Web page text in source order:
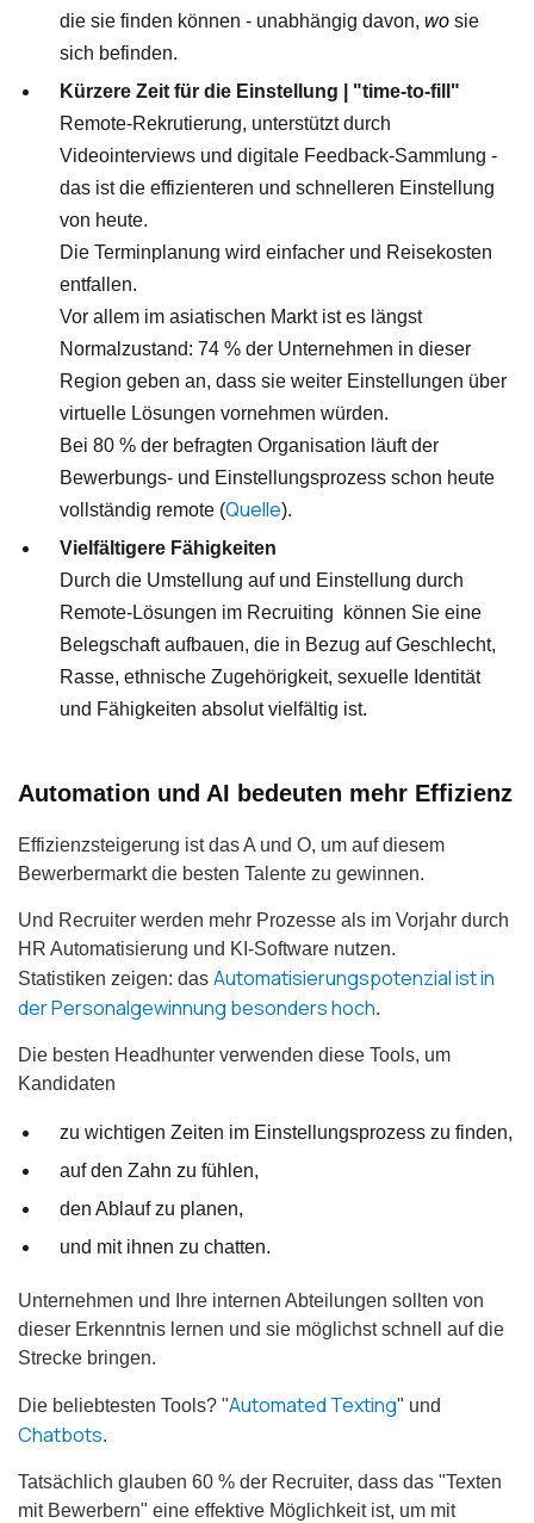
die sie finden können - unabhängig davon, wo sie
sich befinden.
Kürzere Zeit für die Einstellung | "time-to-fill"
Remote-Rekrutierung, unterstützt durch
Videointerviews und digitale Feedback-Sammlung -
das ist die effizienteren und schnelleren Einstellung
von heute.
Die Terminplanung wird einfacher und Reisekosten
entfallen.
Vor allem im asiatischen Markt ist es längst
Normalzustand: 74 % der Unternehmen in dieser
Region geben an, dass sie weiter Einstellungen über
virtuelle Lösungen vornehmen würden.
Bei 80 % der befragten Organisation läuft der
Bewerbungs- und Einstellungsprozess schon heute
vollständig remote (Quelle).
Vielfältigere Fähigkeiten
Durch die Umstellung auf und Einstellung durch
Remote-Lösungen im Recruiting können Sie eine
Belegschaft aufbauen, die in Bezug auf Geschlecht,
Rasse, ethnische Zugehörigkeit, sexuelle Identität
und Fähigkeiten absolut vielfältig ist.
Automation und AI bedeuten mehr Effizienz
Effizienzsteigerung ist das A und O, um auf diesem
Bewerbermarkt die besten Talente zu gewinnen.
Und Recruiter werden mehr Prozesse als im Vorjahr durch
HR Automatisierung und KI-Software nutzen.
Statistiken zeigen: das Automatisierungspotenzial ist in
der Personalgewinnung besonders hoch.
Die besten Headhunter verwenden diese Tools, um
Kandidaten
zu wichtigen Zeiten im Einstellungsprozess zu finden,
auf den Zahn zu fühlen,
den Ablauf zu planen,
und mit ihnen zu chatten.
Unternehmen und Ihre internen Abteilungen sollten von
dieser Erkenntnis lernen und sie möglichst schnell auf die
Strecke bringen.
Die beliebtesten Tools? "Automated Texting" und
Chatbots.
Tatsächlich glauben 60 % der Recruiter, dass das "Texten
mit Bewerbern" eine effektive Möglichkeit ist, um mit